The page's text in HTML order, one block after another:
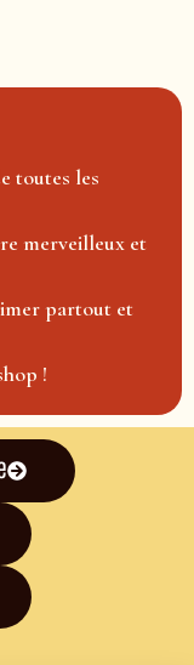
toutes les
merveilleux et
partout et
!